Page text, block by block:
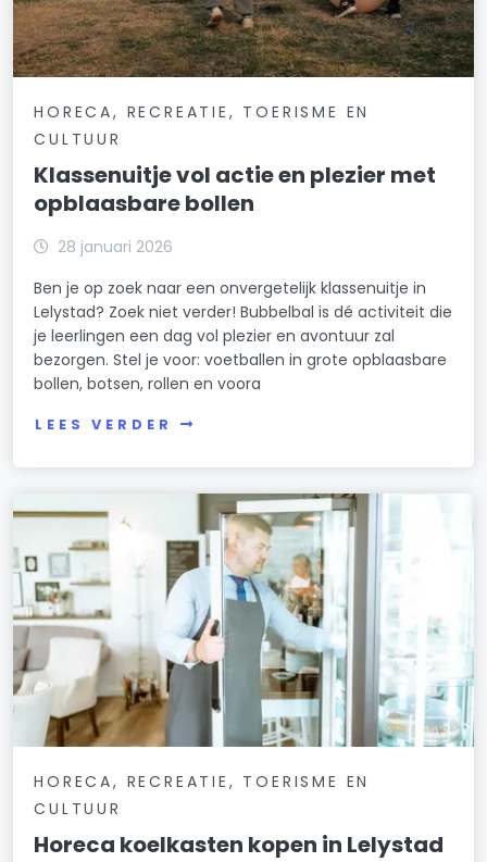
HORECA, RECREATIE, TOERISME EN
CULTUUR
Klassenuitje vol actie en plezier met
opblaasbare bollen
28 januari 2026
Ben je op zoek naar een onvergetelijk klassenuitje in
Lelystad? Zoek niet verder! Bubbelbal is dé activiteit die
je leerlingen een dag vol plezier en avontuur zal
bezorgen. Stel je voor: voetballen in grote opblaasbare
bollen, botsen, rollen en voora
LEES VERDER
HORECA, RECREATIE, TOERISME EN
CULTUUR
Horeca koelkasten kopen in Lelystad